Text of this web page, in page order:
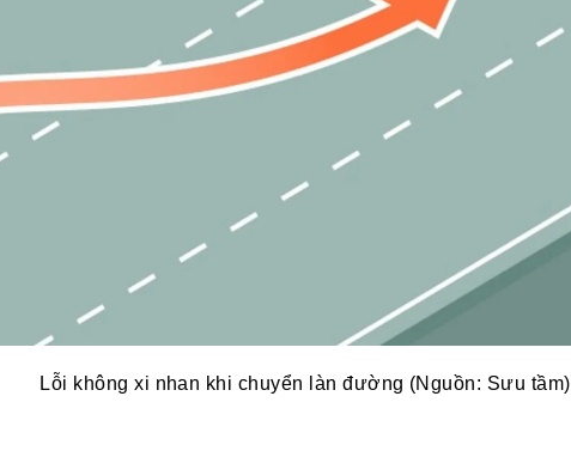
Lỗi không xi nhan khi chuyển làn đường (Nguồn: Sưu tầm)